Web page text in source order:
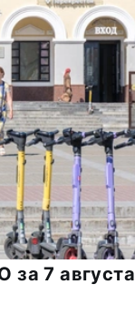
7 августа